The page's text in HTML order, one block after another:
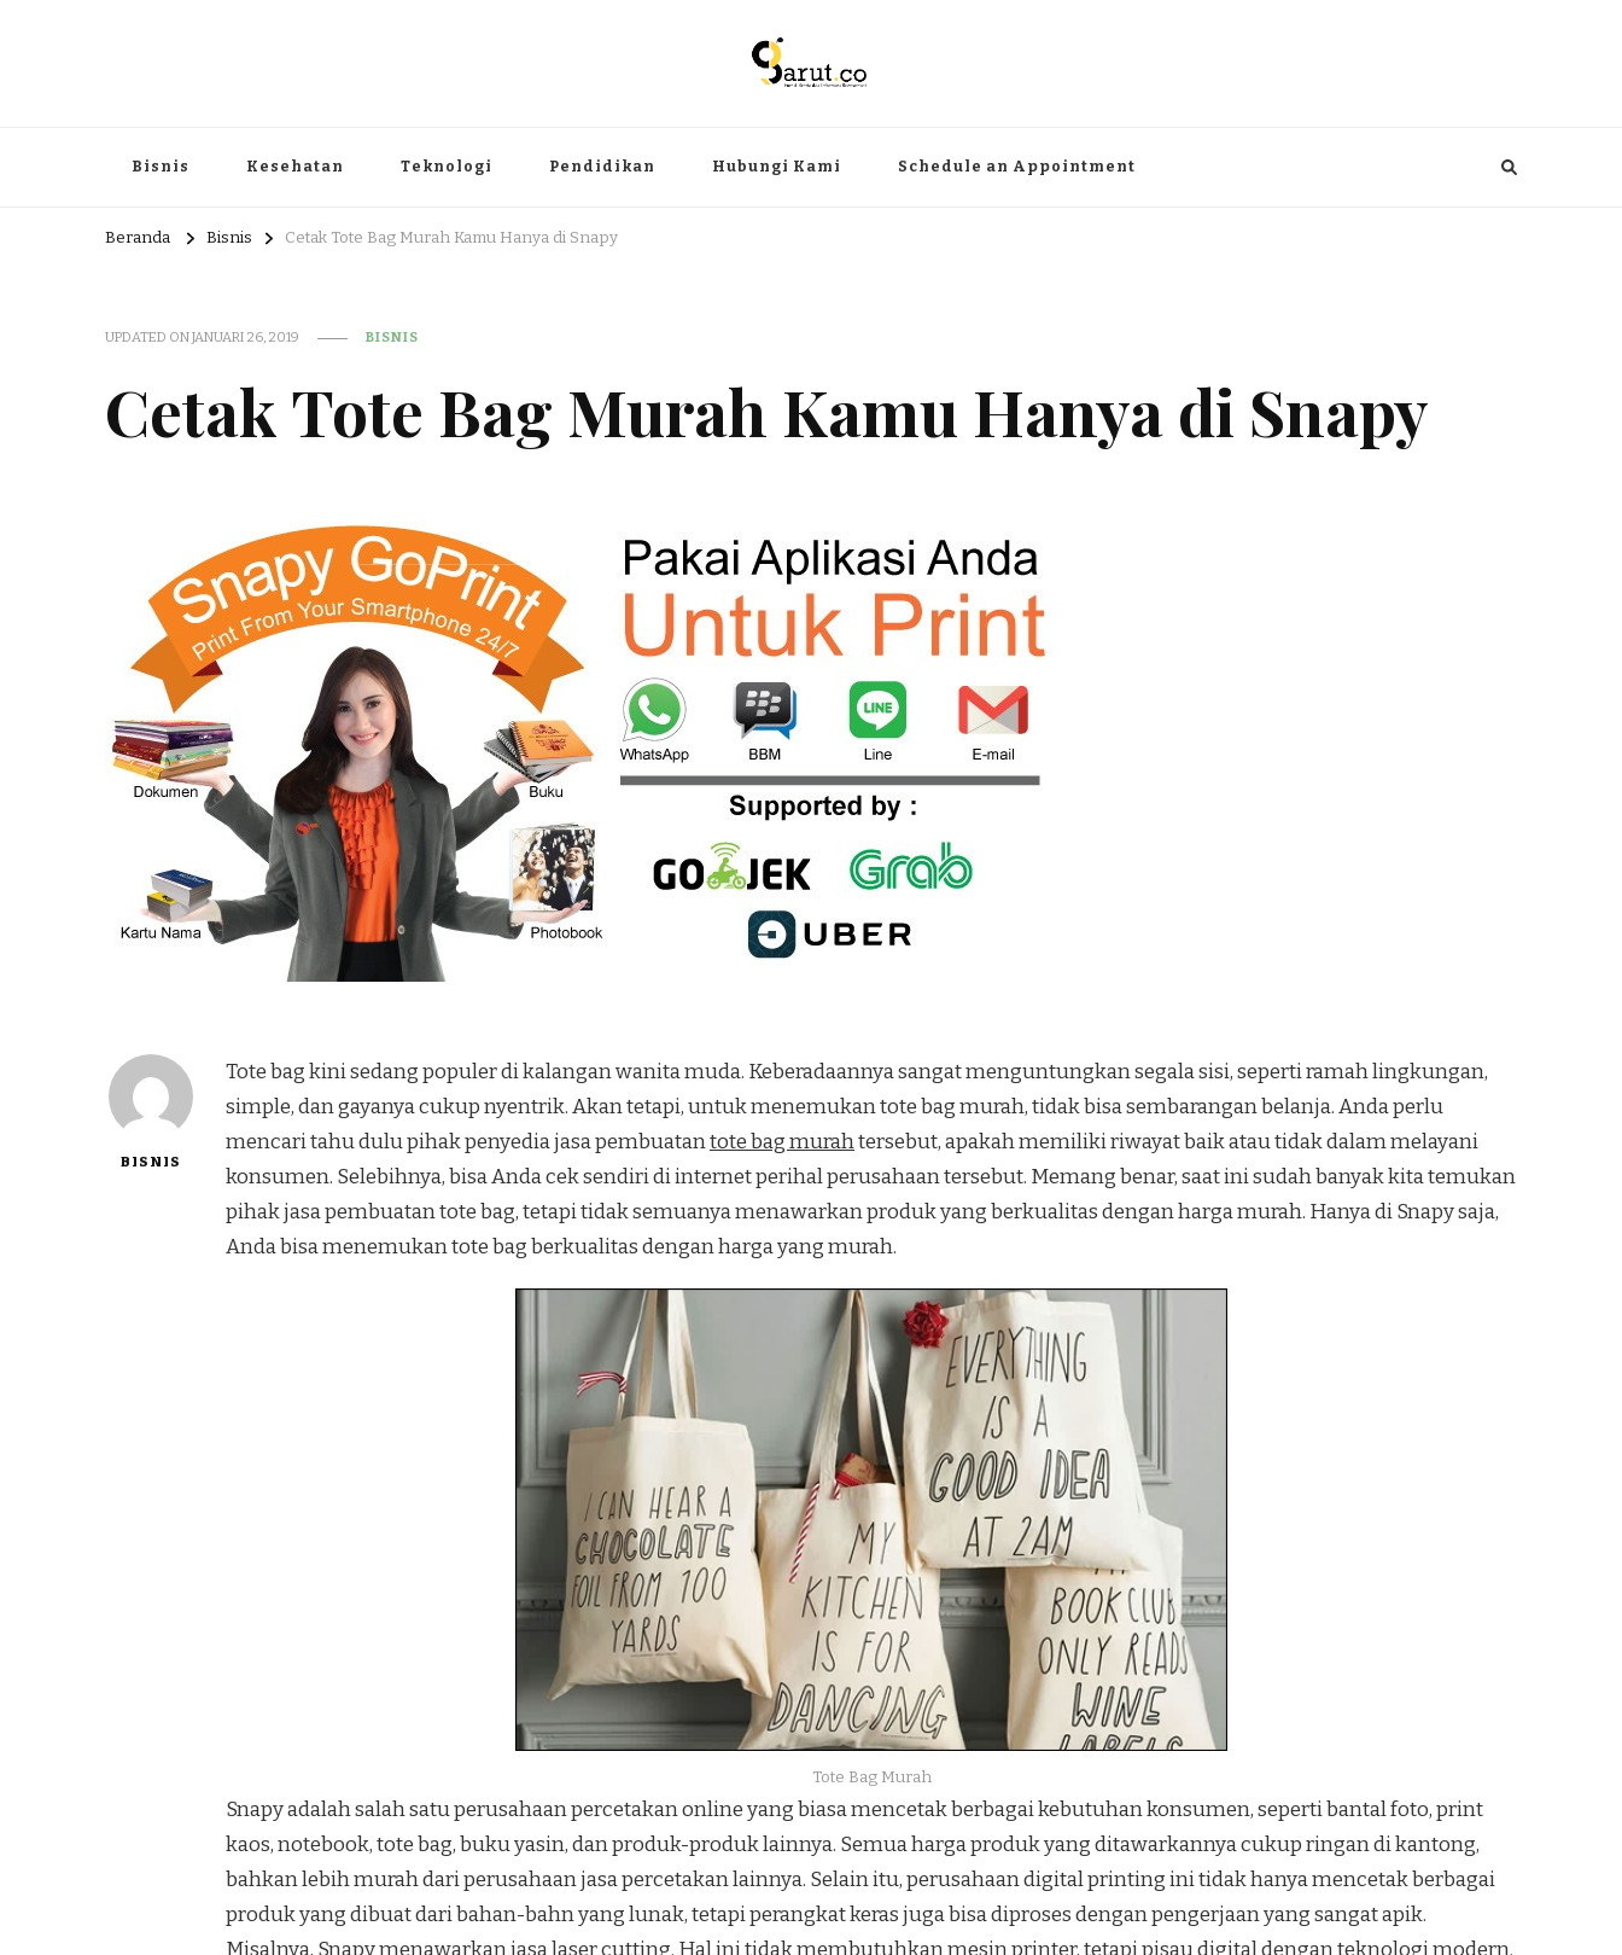
Bisnis Kesehatan Teknologi Pendidikan Hubungi Kami Schedule an Appointment
Beranda Bisnis Cetak Tote Bag Murah Kamu Hanya di Snapy
UPDATED ONJANUARI 26, 2019 BISNIS
Cetak Tote Bag Murah Kamu Hanya di Snapy
BISNIS
Tote bag kini sedang populer di kalangan wanita muda. Keberadaannya sangat menguntungkan segala sisi, seperti ramah lingkungan,
simple, dan gayanya cukup nyentrik. Akan tetapi, untuk menemukan tote bag murah, tidak bisa sembarangan belanja. Anda perlu
mencari tahu dulu pihak penyedia jasa pembuatantote bag murahtersebut, apakah memiliki riwayat baik atau tidak dalam melayani
konsumen. Selebihnya, bisa Anda cek sendiri di internet perihal perusahaan tersebut. Memang benar, saat ini sudah banyak kita temukan
pihak jasa pembuatan tote bag, tetapi tidak semuanya menawarkan produk yang berkualitas dengan harga murah. Hanya di Snapy saja,
Anda bisa menemukan tote bag berkualitas dengan harga yang murah.
Tote Bag Murah
Snapy adalah salah satu perusahaan percetakan online yang biasa mencetak berbagai kebutuhan konsumen, seperti bantal foto, print
kaos, notebook, tote bag, buku yasin, dan produk-produk lainnya. Semua harga produk yang ditawarkannya cukup ringan di kantong,
bahkan lebih murah dari perusahaan jasa percetakan lainnya. Selain itu, perusahaan digital printing ini tidak hanya mencetak berbagai
produk yang dibuat dari bahan-bahn yang lunak, tetapi perangkat keras juga bisa diproses dengan pengerjaan yang sangat apik.
Misalnya, Snapy menawarkan jasa laser cutting. Hal ini tidak membutuhkan mesin printer, tetapi pisau digital dengan teknologi modern.